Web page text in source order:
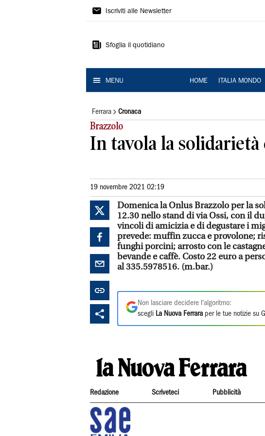
La
Ferrara
Iscriviti alle Newsletter
Sfoglia il quotidiano
MENU HOME ITALIA MONDO
Ferrara Cronaca
Brazzolo
In tavola la
19 novembre 2021 02:19
Domenica la Onlus Brazzolo per la
12.30 nello stand di via Ossi, con il
vincoli di amicizia e di degustare i
prevede: muffin zucca e provolone;
funghi porcini; arrosto con le
bevande e caffè. Costo 22 euro a
al 335.5978516. (m.bar.)
Non lasciare decidere l'algoritmo:
scegli La Nuova Ferrara per le tue notizie su
Redazione Scriveteci Pubblicità